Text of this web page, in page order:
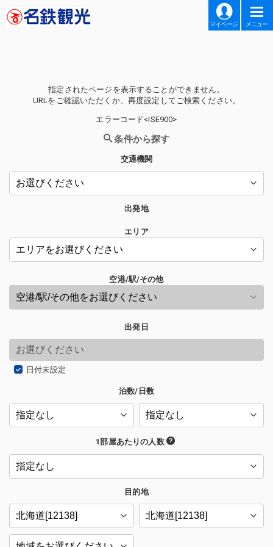
マイページ メニュー
指定されたページを表示することができません。
URLをご確認いただくか、再度設定してご検索ください。
エラーコード<ISE900>
条件から探す
交通機関
出発地
エリア
空港/駅/その他
出発日
日付未設定
泊数/日数
1部屋あたりの人数
目的地